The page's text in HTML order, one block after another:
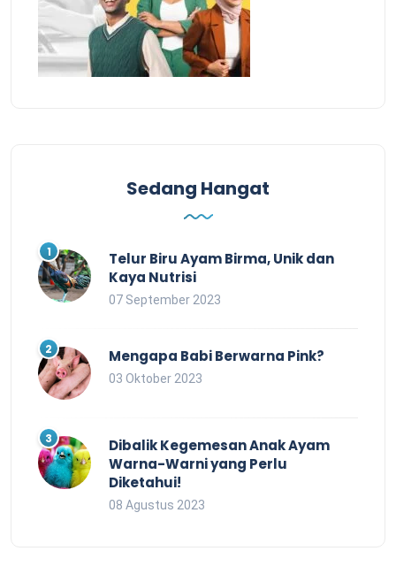
Sedang Hangat
Telur Biru Ayam Birma, Unik dan
Kaya Nutrisi
07 September 2023
Mengapa Babi Berwarna Pink?
03 Oktober 2023
Dibalik Kegemesan Anak Ayam
Warna-Warni yang Perlu
Diketahui!
08 Agustus 2023